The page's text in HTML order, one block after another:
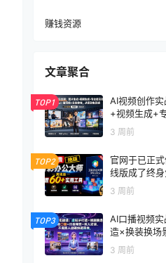
赚钱资源
文章聚合
TOP1
AI视频创作
+视频生成+
ow×首尾帧+
到电影感成片
3 周前
TOP2
官网于已正
线版成了终
60+实用工
线版
3 周前
TOP3
AI口播视频
造×换装换场
走带货×双人
出镜快速落地
3 周前